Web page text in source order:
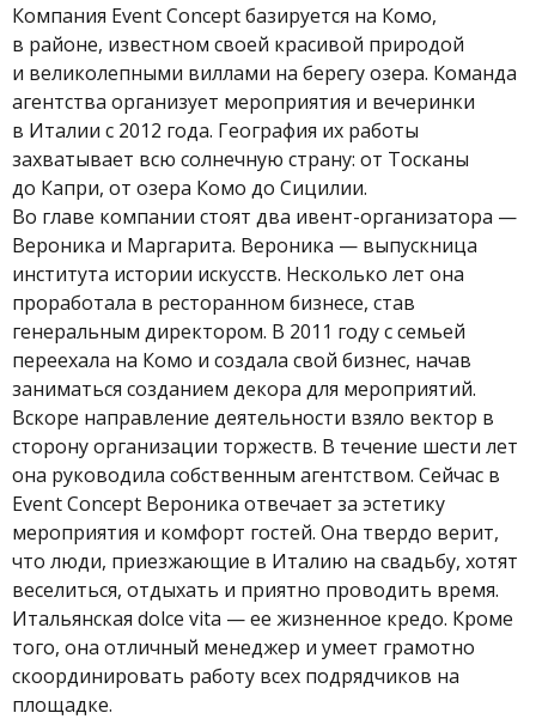
Компания Event Concept базируется на Комо,
в районе, известном своей красивой природой
и великолепными виллами на берегу озера. Команда
агентства организует мероприятия и вечеринки
в Италии с 2012 года. География их работы
захватывает всю солнечную страну: от Тосканы
до Капри, от озера Комо до Сицилии.
Во главе компании стоят два ивент-организатора —
Вероника и Маргарита. Вероника — выпускница
института истории искусств. Несколько лет она
проработала в ресторанном бизнесе, став
генеральным директором. В 2011 году с семьей
переехала на Комо и создала свой бизнес, начав
заниматься созданием декора для мероприятий.
Вскоре направление деятельности взяло вектор в
сторону организации торжеств. В течение шести лет
она руководила собственным агентством. Сейчас в
Event Concept Вероника отвечает за эстетику
мероприятия и комфорт гостей. Она твердо верит,
что люди, приезжающие в Италию на свадьбу, хотят
веселиться, отдыхать и приятно проводить время.
Итальянская dolce vita — ее жизненное кредо. Кроме
того, она отличный менеджер и умеет грамотно
скоординировать работу всех подрядчиков на
площадке.